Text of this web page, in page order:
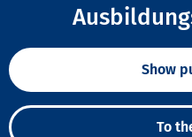
Show
To